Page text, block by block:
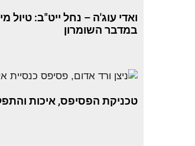
ואדי עוג'ה – נחל ייט"ב: טיול
במדבר השומרון
טכניקת הפסיפס, איכות